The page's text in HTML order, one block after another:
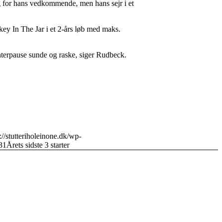
hans vedkommende, men hans sejr i et
In The Jar i et 2-års løb med maks.
sunde og raske, siger Rudbeck.
stutteriholeinone.dk/wp-
Årets sidste 3 starter